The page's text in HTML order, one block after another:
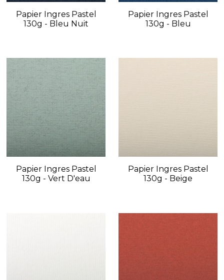
Papier Ingres Pastel
130g - Bleu Nuit
Papier Ingres Pastel
130g - Bleu
Papier Ingres Pastel
130g - Vert D'eau
Papier Ingres Pastel
130g - Beige